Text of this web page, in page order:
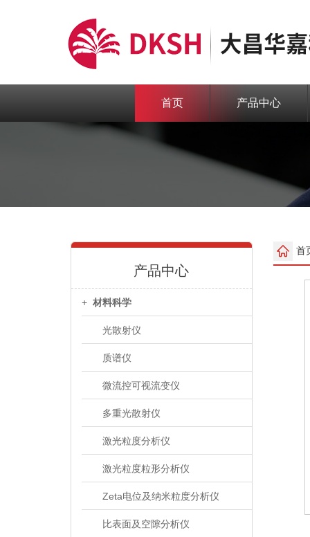
首页 产品中心
产品中心
+ 材料科学
光散射仪
质谱仪
微流控可视流变仪
多重光散射仪
激光粒度分析仪
激光粒度粒形分析仪
Zeta电位及纳米粒度分析仪
比表面及空隙分析仪
首